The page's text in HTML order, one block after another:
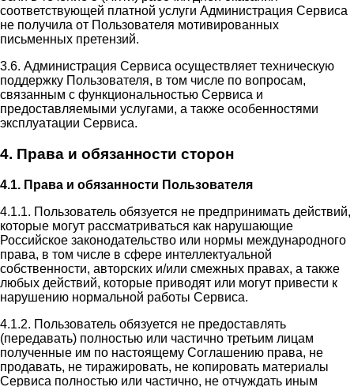
соответствующей платной услуги Администрация Сервиса
не получила от Пользователя мотивированных
письменных претензий.
3.6. Администрация Сервиса осуществляет техническую
поддержку Пользователя, в том числе по вопросам,
связанным с функциональностью Сервиса и
предоставляемыми услугами, а также особенностями
эксплуатации Сервиса.
4. Права и обязанности сторон
4.1. Права и обязанности Пользователя
4.1.1. Пользователь обязуется не предпринимать действий,
которые могут рассматриваться как нарушающие
Российское законодательство или нормы международного
права, в том числе в сфере интеллектуальной
собственности, авторских и/или смежных правах, а также
любых действий, которые приводят или могут привести к
нарушению нормальной работы Сервиса.
4.1.2. Пользователь обязуется не предоставлять
(передавать) полностью или частично третьим лицам
полученные им по настоящему Соглашению права, не
продавать, не тиражировать, не копировать материалы
Сервиса полностью или частично, не отчуждать иным